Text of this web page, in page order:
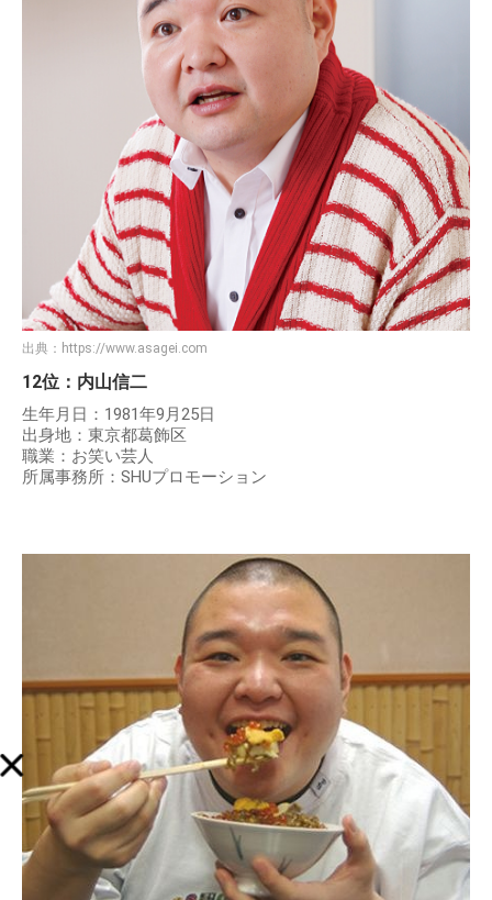
出典： https://www.asagei.com
12位：内山信二
生年月日：1981年9月25日
出身地：東京都葛飾区
職業：お笑い芸人
所属事務所：SHUプロモーション